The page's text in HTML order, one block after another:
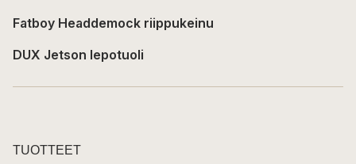
Fatboy Headdemock riippukeinu
DUX Jetson lepotuoli
TUOTTEET